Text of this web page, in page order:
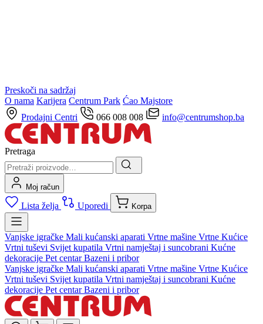
Preskoči na sadržaj
O nama Karijera Centrum Park Ćao Majstore
Prodajni Centri
066 008 008 info@centrumshop.ba
Pretraga
Moj račun
Lista želja Uporedi Korpa
Vanjske igračke Mali kućanski aparati Vrtne mašine Vrtne Kućice
Vrtni tuševi Svijet kupatila Vrtni namještaj i suncobrani Kućne
dekoracije Pet centarBazeni i pribor
Vanjske igračke Mali kućanski aparati Vrtne mašine Vrtne Kućice
Vrtni tuševi Svijet kupatila Vrtni namještaj i suncobrani Kućne
dekoracije Pet centarBazeni i pribor